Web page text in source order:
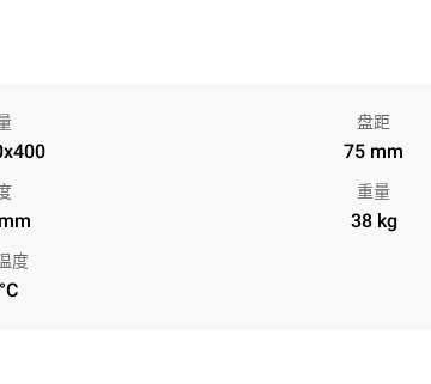
盘距
75 mm
重量
38 kg
度